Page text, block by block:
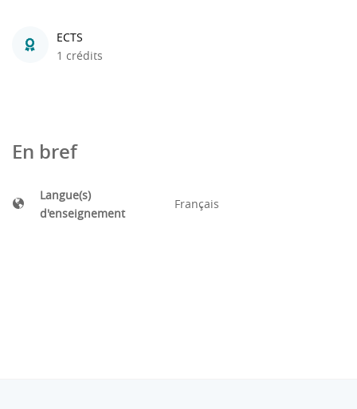
ECTS
1 crédits
En bref
Langue(s)
d'enseignement
Français